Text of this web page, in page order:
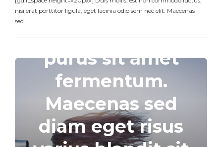
nisi erat porttitor ligula, eget lacinia odio sem nec elit. Maecenas
sed…
mattis
purus sit amet
fermentum.
Maecenas sed
diam eget risus